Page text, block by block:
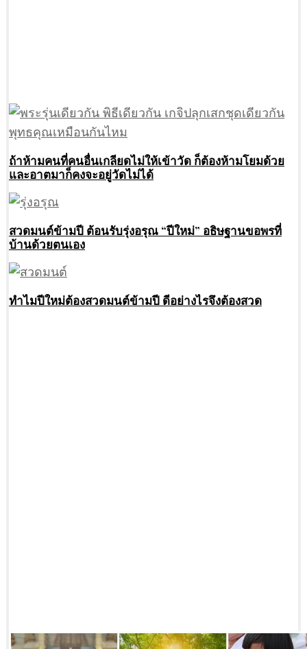
ถ้าห้ามคนที่คนอื่นเกลียดไม่ให้เข้าวัด ก็ต้องห้ามโยมด้วย
และอาตมาก็คงจะอยู่วัดไม่ได้
สวดมนต์ข้ามปี ต้อนรับรุ่งอรุณ “ปีใหม่” อธิษฐานขอพรที่
บ้านด้วยตนเอง
ทำไมปีใหม่ต้องสวดมนต์ข้ามปี ดีอย่างไรจึงต้องสวด